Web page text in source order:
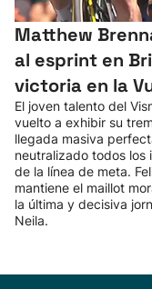
Matthew
al esprint en
victoria en la
El joven talento del
vuelto a exhibir su
llegada masiva
neutralizado todos
de la línea de meta.
mantiene el maillot
la última y decisiva
Neila.